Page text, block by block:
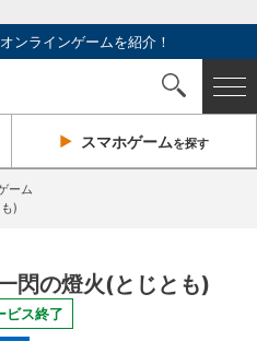
ンラインゲームを紹介！
スマホゲームを探す
ーム
)
閃の燈火(とじとも)
ビス終了